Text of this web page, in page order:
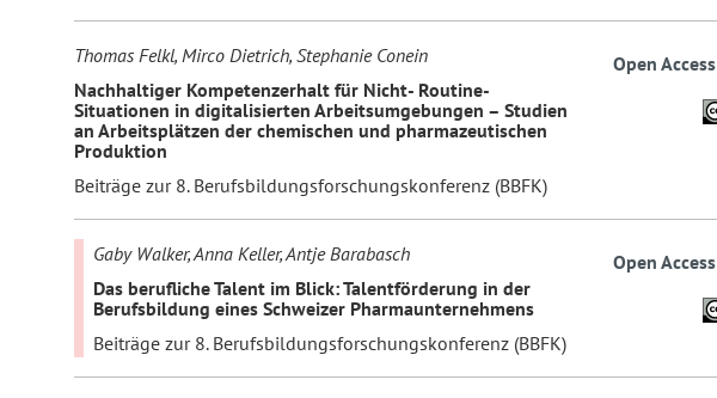
Thomas Felkl, Mirco Dietrich, Stephanie Conein
Nachhaltiger Kompetenzerhalt für Nicht- Routine-
Situationen in digitalisierten Arbeitsumgebungen – Studien
an Arbeitsplätzen der chemischen und pharmazeutischen
Produktion
Beiträge zur 8. Berufsbildungsforschungskonferenz (BBFK)
Open Access
Gaby Walker, Anna Keller, Antje Barabasch
Das berufliche Talent im Blick: Talentförderung in der
Berufsbildung eines Schweizer Pharmaunternehmens
Beiträge zur 8. Berufsbildungsforschungskonferenz (BBFK)
Open Access